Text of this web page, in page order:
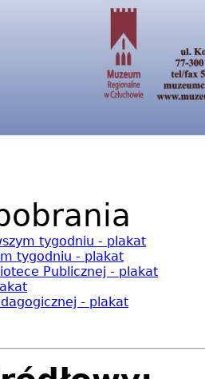
tygodniu - plakat
tygodniu - plakat
Publicznej - plakat
- plakat